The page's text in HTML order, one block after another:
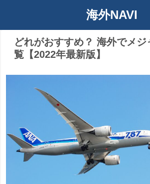
海外NAVI
どれがおすすめ？ 海外でメ
覧【2022年最新版】